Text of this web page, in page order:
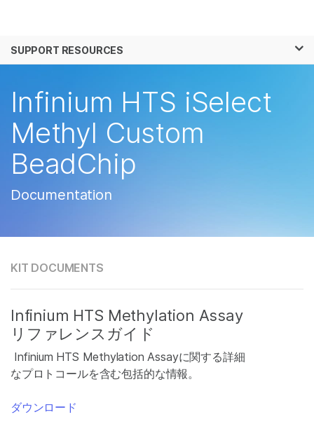
ソリューション
企業情報
サポート
お気に入りの分野を選択
SUPPORT RESOURCES
Infinium HTS iSelect
Methyl Custom
BeadChip
Documentation
KIT DOCUMENTS
Infinium HTS Methylation Assay
リファレンスガイド
Infinium HTS Methylation Assayに関する詳細
なプロトコールを含む包括的な情報。
ダウンロード
お気に入りの分野を選択すると、関連性の
高いコンテンツへのリンクが表示されます:
がん研究
微生物研究
農学研究
複雑な疾患
臨床オンコロジー
生殖医学
遺伝性および希少疾
患研究